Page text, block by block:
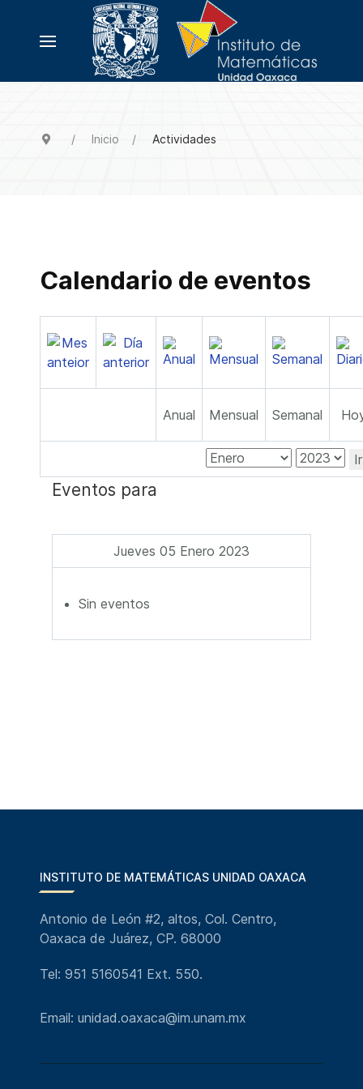
Inicio Actividades
Calendario de eventos
Anual Mensual Semanal
Eventos para
Jueves 05 Enero 2023
Sin eventos
INSTITUTO DE MATEMÁTICAS UNIDAD OAXACA
Antonio de León #2, altos, Col. Centro,
Oaxaca de Juárez, CP. 68000
Tel: 951 5160541 Ext. 550.
Email: unidad.oaxaca@im.unam.mx